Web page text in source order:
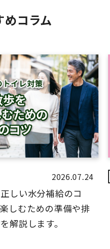
めコラム
2026.07.24
しい水分補給のコ
しむための準備や排
解説します。